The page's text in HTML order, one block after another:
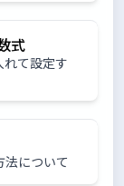
式
れて設定す
法について